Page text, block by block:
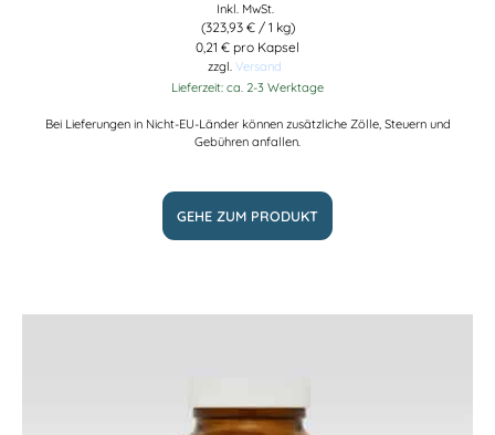
Inkl. MwSt.
(323,93 €/ 1 kg)
0,21 € pro Kapsel
zzgl. Versand
Lieferzeit: ca. 2-3 Werktage
Bei Lieferungen in Nicht-EU-Länder können zusätzliche Zölle, Steuern und
Gebühren anfallen.
GEHE ZUM PRODUKT